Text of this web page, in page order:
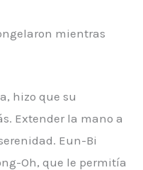
mientras
hizo que su
Extender la mano a
Eun-Bi
Oh, que le permitía